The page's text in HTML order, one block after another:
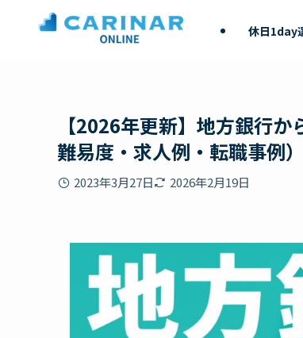
休日1day
【2026年更新】地方銀行
難易度・求人例・転職事例）
2023年3月27日 2026年2月19日